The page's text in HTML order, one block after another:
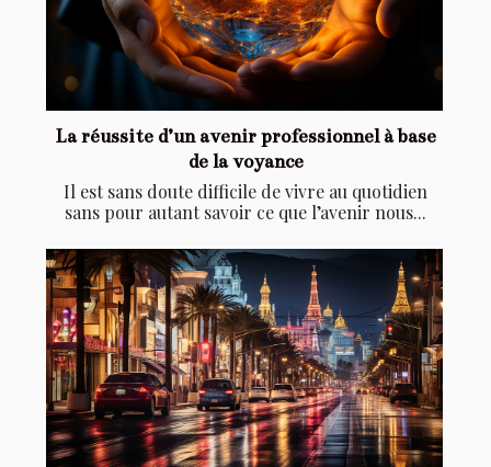
La réussite d’un avenir professionnel à base
de la voyance
Il est sans doute difficile de vivre au quotidien
sans pour autant savoir ce que l’avenir nous...